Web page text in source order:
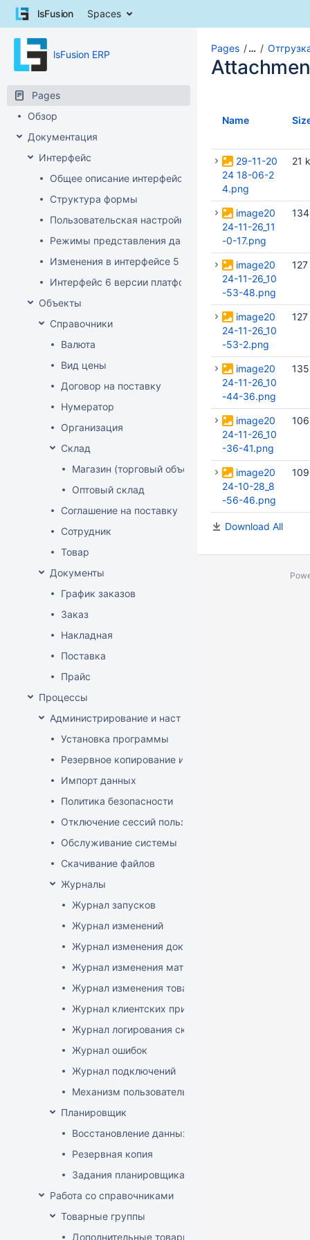
Skip
breadcrumbs
Skip
header
lsFusion Spaces
lsFusion ERP
Pages
Обзор
Документация
Интерфейс
Общее описание интерфейса клиента
Структура формы
Пользовательская настройка интерфейса
Режимы представления данных
Изменения в интерфейсе 5 версии платформы
Интерфейс 6 версии платформы
Объекты
Справочники
Валюта
Вид цены
Договор на поставку
Нумератор
Организация
Склад
Магазин (торговый объект)
Оптовый склад
Соглашение на поставку
Сотрудник
Товар
Документы
График заказов
Заказ
Накладная
Поставка
Прайс
Процессы
Администрирование и настройка
Установка программы
Резервное копирование и восстановление базы
Импорт данных
Политика безопасности
Отключение сессий пользователя
Обслуживание системы
Скачивание файлов
Журналы
Журнал запусков
Журнал изменений
Журнал изменения документов
Журнал изменения матриц
Журнал изменения товаров
Журнал клиентских приложений
Журнал логирования сканирований штрихкодов
Журнал ошибок
Журнал подключений
Механизм пользовательского логирования
Планировщик
Восстановление данных
Резервная копия
Задания планировщика
Работа со справочниками
Товарные группы
Дополнительные товарные группы
Pages …
Name
29-11-20
24 18-06-2
4.png
21
image20
24-11-26_11
-0-17.png
image20
24-11-26_10
-53-48.png
image20
24-11-26_10
-53-2.png
image20
24-11-26_10
-44-36.png
image20
24-11-26_10
-36-41.png
image20
24-10-28_8
-56-46.png
Download All